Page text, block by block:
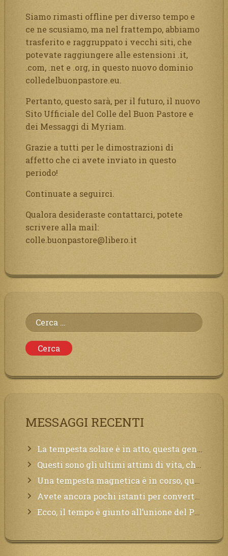
Siamo rimasti offline per diverso tempo e
ce ne scusiamo, ma nel frattempo, abbiamo
trasferito e raggruppato i vecchi siti, che
potevate raggiungere alle estensioni .it,
.com, .net e .org, in questo nuovo dominio
colledelbuonpastore.eu.
Pertanto, questo sarà, per il futuro, il nuovo
Sito Ufficiale del Colle del Buon Pastore e
dei Messaggi di Myriam.
Grazie a tutti per le dimostrazioni di
affetto che ci avete inviato in questo
periodo!
Continuate a seguirci.
Qualora desideraste contattarci, potete
scrivere alla mail:
colle.buonpastore@libero.it
Ricerca
per:
MESSAGGI RECENTI
La tempesta solare è in atto, questa generazione soffrirà molto, la Terra arderà, l’acqua sarà contaminata, il cibo non sarà più nelle vostre mense.
Questi sono gli ultimi attimi di vita, chi si vuole salvare Mi chiami in suo aiuto.
Una tempesta magnetica è in corso, questa generazione patirà. Il black out non tarderà ad arrivare e tutta la Terra sarà oscurata.
Avete ancora pochi istanti per convertirvi, non perdete tempo, la sciagura arriverà all’improvviso e per chi non si sarà preparato saranno dolori.
Ecco, il tempo è giunto all’unione del Padre con il figlio, non avete che da attendere pochissimo.